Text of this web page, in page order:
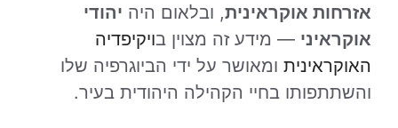
אזרחות אוקראינית, ובלאום היה יהודי
אוקראיני — מידע זה מצוין בויקיפדיה
האוקראינית ומאושר על ידי הביוגרפיה שלו
והשתתפותו בחיי הקהילה היהודית בעיר.